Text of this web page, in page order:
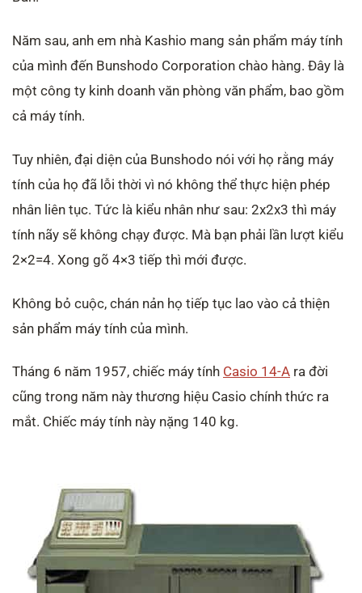
Năm sau, anh em nhà Kashio mang sản phẩm máy tính
của mình đến Bunshodo Corporation chào hàng. Đây là
một công ty kinh doanh văn phòng văn phẩm, bao gồm
cả máy tính.
Tuy nhiên, đại diện của Bunshodo nói với họ rằng máy
tính của họ đã lỗi thời vì nó không thể thực hiện phép
nhân liên tục. Tức là kiểu nhân như sau: 2x2x3 thì máy
tính nãy sẽ không chạy được. Mà bạn phải lần lượt kiểu
2×2=4. Xong gõ 4×3 tiếp thì mới được.
Không bỏ cuộc, chán nản họ tiếp tục lao vào cả thiện
sản phẩm máy tính của mình.
Tháng 6 năm 1957, chiếc máy tính Casio 14-A ra đời
cũng trong năm này thương hiệu Casio chính thức ra
mắt. Chiếc máy tính này nặng 140 kg.